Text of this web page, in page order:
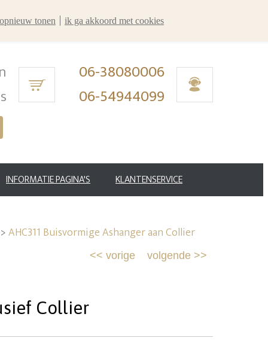
06-38080006
06-54944099
INFORMATIE PAGINA'S KLANTENSERVICE
>AHC311 Buisvormige Ashanger aan Collier
volgende >>
<< vorige
Collier
tonen
ik ga akkoord met cookies